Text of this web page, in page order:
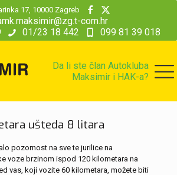
01/23 18 442 099 81 39 018
com.hr
17, 10000 Zagreb
Da li ste član Autokluba
Maksimir i HAK-a?
ušteda 8 litara
pozornost na sve te jurilice na
voze brzinom ispod 120 kilometara na
vas, koji vozite 60 kilometara, možete biti